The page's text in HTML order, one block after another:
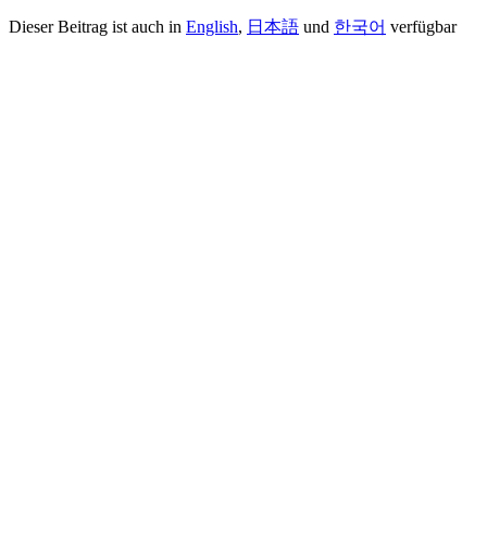
Dieser Beitrag ist auch in English, 日本語 und 한국어 verfügbar